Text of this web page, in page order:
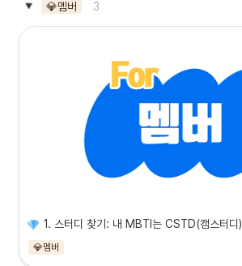
💎멤버 3
1. 스터디 찾기: 내 MBTI는 CSTD(캠스터디)
💎멤버